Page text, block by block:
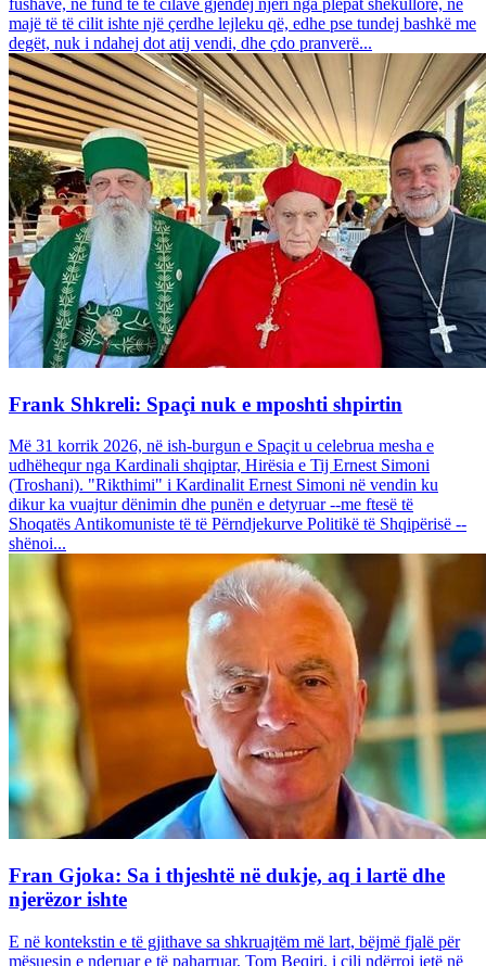
majë të të cilit ishte një çerdhe lejleku që, edhe pse tundej bashkë me
degët, nuk i ndahej dot atij vendi, dhe çdo pranverë...
Frank Shkreli: Spaçi nuk e mposhti shpirtin
Më 31 korrik 2026, në ish-burgun e Spaçit u celebrua mesha e
udhëhequr nga Kardinali shqiptar, Hirësia e Tij Ernest Simoni
(Troshani). "Rikthimi" i Kardinalit Ernest Simoni në vendin ku
dikur ka vuajtur dënimin dhe punën e detyruar --me ftesë të
Shoqatës Antikomuniste të të Përndjekurve Politikë të Shqipërisë --
shënoi...
Fran Gjoka: Sa i thjeshtë në dukje, aq i lartë dhe
njerëzor ishte
E në kontekstin e të gjithave sa shkruajtëm më lart, bëjmë fjalë për
mësuesin e nderuar e të paharruar, Tom Beqiri, i cili ndërroi jetë në